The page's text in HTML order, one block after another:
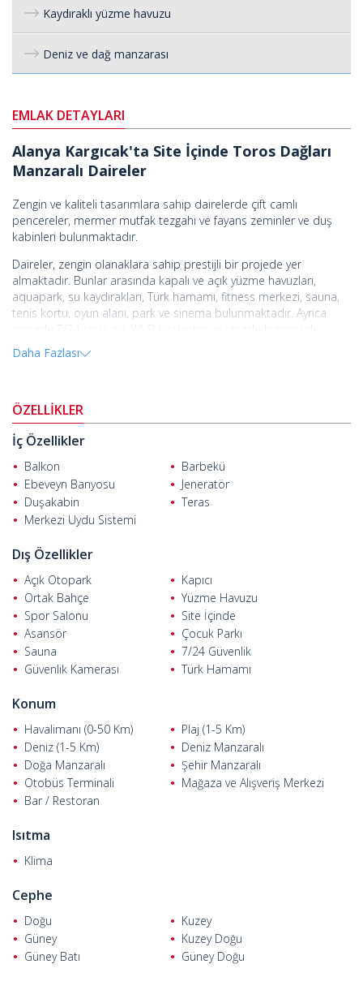
Kaydıraklı yüzme havuzu
Deniz ve dağ manzarası
EMLAK DETAYLARI
Alanya Kargıcak'ta Site İçinde Toros Dağları
Manzaralı Daireler
Zengin ve kaliteli tasarımlara sahip dairelerde çift camlı
pencereler, mermer mutfak tezgahı ve fayans zeminler ve duş
kabinleri bulunmaktadır.
Daireler, zengin olanaklara sahip prestijli bir projede yer
almaktadır. Bunlar arasında kapalı ve açık yüzme havuzları,
aquapark, su kaydırakları, Türk hamamı, fitness merkezi, sauna,
tenis kortu, oyun alanı, park ve sinema bulunmaktadır. Ayrıca
projede 7/24 sıcak su, WI-FI bağlantısı ve shuttle hizmeti de
mevcuttur.
tüm ihtiyaçları karşılayacak olanaklara sahiptir.
Daireler plaja ve Kargıcak merkeze 1 km, Alanya merkeze 10 km,
Gazipaşa Havalimanı'na ise 24 km uzaklıkta yer almaktadır.
Daha Fazlası
ÖZELLİKLER
İç Özellikler
Balkon
Barbekü
Ebeveyn Banyosu
Jeneratör
Duşakabin
Teras
Merkezi Uydu Sistemi
Dış Özellikler
Açık Otopark
Kapıcı
Ortak Bahçe
Yüzme Havuzu
Spor Salonu
Site İçinde
Asansör
Çocuk Parkı
Sauna
7/24 Güvenlik
Güvenlik Kamerası
Türk Hamamı
Konum
Havalimanı (0-50 Km)
Plaj (1-5 Km)
Deniz (1-5 Km)
Deniz Manzaralı
Doğa Manzaralı
Şehir Manzaralı
Otobüs Terminali
Mağaza ve Alışveriş Merkezi
Bar / Restoran
Isıtma
Klima
Cephe
Doğu
Kuzey
Güney
Kuzey Doğu
Güney Batı
Güney Doğu